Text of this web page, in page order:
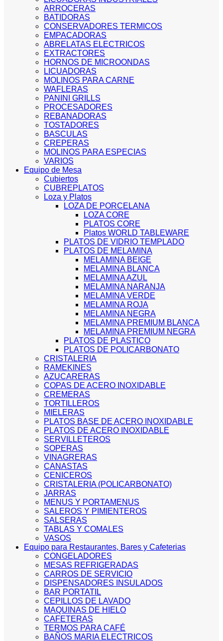
ARROCERAS
BATIDORAS
CONSERVADORES TERMICOS
EMPACADORAS
ABRELATAS ELECTRICOS
EXTRACTORES
HORNOS DE MICROONDAS
LICUADORAS
MOLINOS PARA CARNE
WAFLERAS
PANINI GRILLS
PROCESADORES
REBANADORAS
TOSTADORES
BASCULAS
CREPERAS
MOLINOS PARA ESPECIAS
VARIOS
Equipo de Mesa
Cubiertos
CUBREPLATOS
Loza y Platos
LOZA DE PORCELANA
LOZA CORE
PLATOS CORE
Platos WORLD TABLEWARE
PLATOS DE VIDRIO TEMPLADO
PLATOS DE MELAMINA
MELAMINA BEIGE
MELAMINA BLANCA
MELAMINA AZUL
MELAMINA NARANJA
MELAMINA VERDE
MELAMINA ROJA
MELAMINA NEGRA
MELAMINA PREMIUM BLANCA
MELAMINA PREMIUM NEGRA
PLATOS DE PLASTICO
PLATOS DE POLICARBONATO
CRISTALERIA
RAMEKINES
AZUCARERAS
COPAS DE ACERO INOXIDABLE
CREMERAS
TORTILLEROS
MIELERAS
PLATOS BASE DE ACERO INOXIDABLE
PLATOS DE ACERO INOXIDABLE
SERVILLETEROS
SOPERAS
VINAGRERAS
CANASTAS
CENICEROS
CRISTALERIA (POLICARBONATO)
JARRAS
MENUS Y PORTAMENUS
SALEROS Y PIMIENTEROS
SALSERAS
TABLAS Y COMALES
VASOS
Equipo para Restaurantes, Bares y Cafeterias
CONGELADORES
MESAS REFRIGERADAS
CARROS DE SERVICIO
DISPENSADORES INSULADOS
BAR PORTATIL
CEPILLOS DE LAVADO
MAQUINAS DE HIELO
CAFETERAS
TERMOS PARA CAFÉ
BAÑOS MARIA ELECTRICOS